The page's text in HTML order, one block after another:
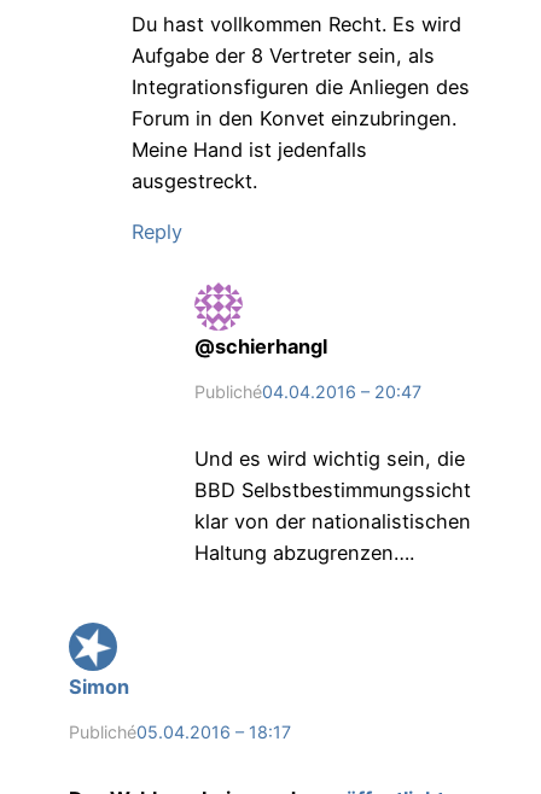
Du hast vollkommen Recht. Es wird
Aufgabe der 8 Vertreter sein, als
Integrationsfiguren die Anliegen des
Forum in den Konvet einzubringen.
Meine Hand ist jedenfalls
ausgestreckt.
Reply
@schierhangl
Publiché04.04.2016 – 20:47
Und es wird wichtig sein, die
BBD Selbstbestimmungssicht
klar von der nationalistischen
Haltung abzugrenzen….
Simon
Publiché05.04.2016 – 18:17